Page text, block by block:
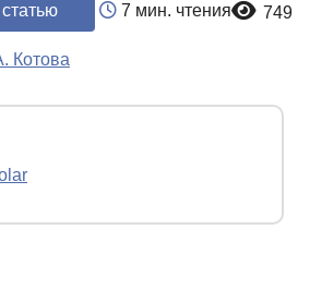
7 мин. чтения 749
Котова